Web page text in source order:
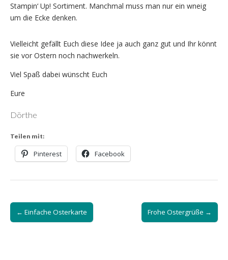
Stampin‘ Up! Sortiment. Manchmal muss man nur ein wneig
um die Ecke denken.
Vielleicht gefällt Euch diese Idee ja auch ganz gut und Ihr könnt
sie vor Ostern noch nachwerkeln.
Viel Spaß dabei wünscht Euch
Eure
Dörthe
Teilen mit:
Pinterest Facebook
Post
navigation
← Einfache Osterkarte Frohe Ostergrüße →